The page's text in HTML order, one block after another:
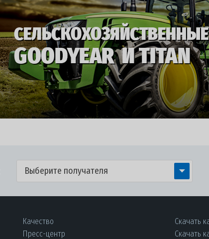
Выберите получателя
Качество
Пресс-центр
Скачать
Скачать